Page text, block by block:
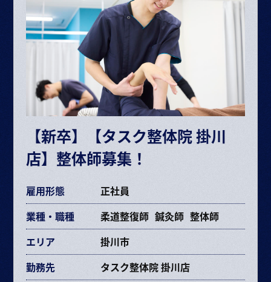
・固定残業代 34,281円～68,406円（25時間）
ボーナス・賞与（業績に応じて年2回）
昇給 半年に1回査定
※給与は経験や能力により決定
※試用期間6ヶ月（期間中の条件変更なし）
※固定残業時間を超えた場合は超過分別途支給
交通費規定支給
各種手当あり
【新卒】【タスク整体院 掛川
店】整体師募集！
雇用形態
正社員
業種・職種
柔道整復師 鍼灸師 整体師
エリア
掛川市
勤務先
タスク整体院 掛川店